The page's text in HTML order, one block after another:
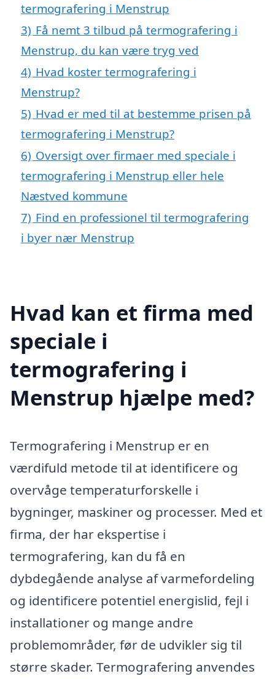
termografering i Menstrup
3) Få nemt 3 tilbud på termografering i
Menstrup, du kan være tryg ved
4) Hvad koster termografering i
Menstrup?
5) Hvad er med til at bestemme prisen på
termografering i Menstrup?
6) Oversigt over firmaer med speciale i
termografering i Menstrup eller hele
Næstved kommune
7) Find en professionel til termografering
i byer nær Menstrup
Hvad kan et firma med
speciale i
termografering i
Menstrup hjælpe med?
Termografering i Menstrup er en
værdifuld metode til at identificere og
overvåge temperaturforskelle i
bygninger, maskiner og processer. Med et
firma, der har ekspertise i
termografering, kan du få en
dybdegående analyse af varmefordeling
og identificere potentiel energislid, fejl i
installationer og mange andre
problemområder, før de udvikler sig til
større skader. Termografering anvendes